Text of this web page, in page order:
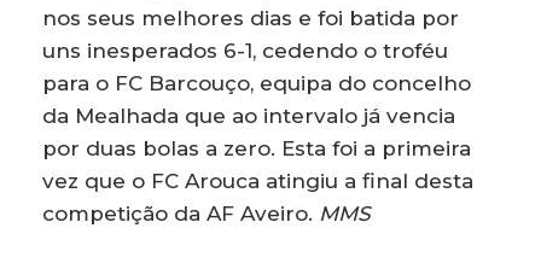
nos seus melhores dias e foi batida por
uns inesperados 6-1, cedendo o troféu
para o FC Barcouço, equipa do concelho
da Mealhada que ao intervalo já vencia
por duas bolas a zero. Esta foi a primeira
vez que o FC Arouca atingiu a final desta
competição da AF Aveiro. MMS